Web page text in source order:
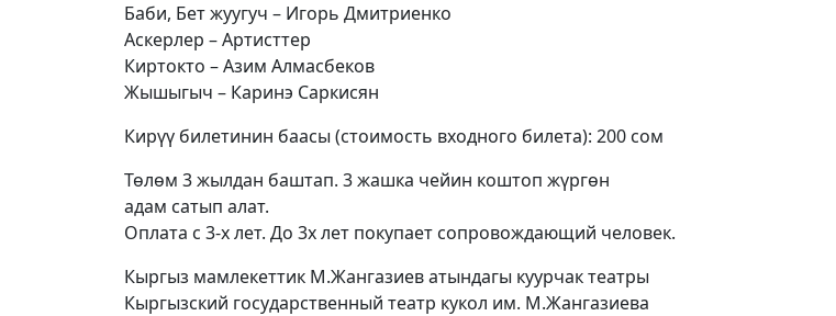
Баби, Бет жуугуч – Игорь Дмитриенко
Аскерлер – Артисттер
Киртокто – Азим Алмасбеков
Жышыгыч – Каринэ Саркисян
Кирүү билетинин баасы (стоимость входного билета): 200 сом
Төлөм 3 жылдан баштап. 3 жашка чейин коштоп жүргөн
адам сатып алат.
Оплата с 3-х лет. До 3х лет покупает сопровождающий человек.
Кыргыз мамлекеттик М.Жангазиев атындагы куурчак театры
Кыргызский государственный театр кукол им. М.Жангазиева